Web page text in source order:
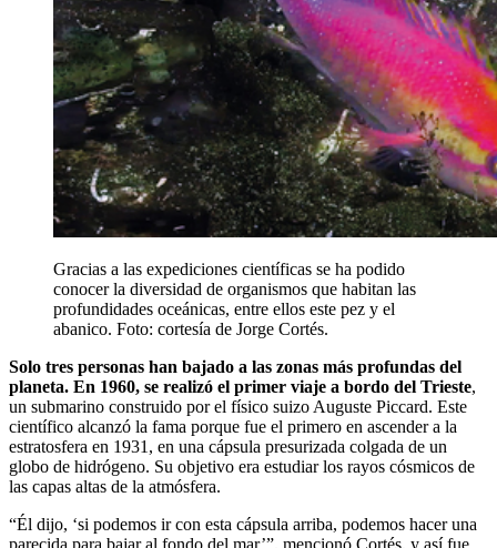
Gracias a las expediciones científicas se ha podido
conocer la diversidad de organismos que habitan las
profundidades oceánicas, entre ellos este pez y el
abanico. Foto: cortesía de Jorge Cortés.
Solo tres personas han bajado a las zonas más profundas del
planeta. En 1960, se realizó el primer viaje a bordo del Trieste,
un submarino construido por el físico suizo Auguste Piccard. Este
científico alcanzó la fama porque fue el primero en ascender a la
estratosfera en 1931, en una cápsula presurizada colgada de un
globo de hidrógeno. Su objetivo era estudiar los rayos cósmicos de
las capas altas de la atmósfera.
“Él dijo, ‘si podemos ir con esta cápsula arriba, podemos hacer una
parecida para bajar al fondo del mar’”, mencionó Cortés, y así fue